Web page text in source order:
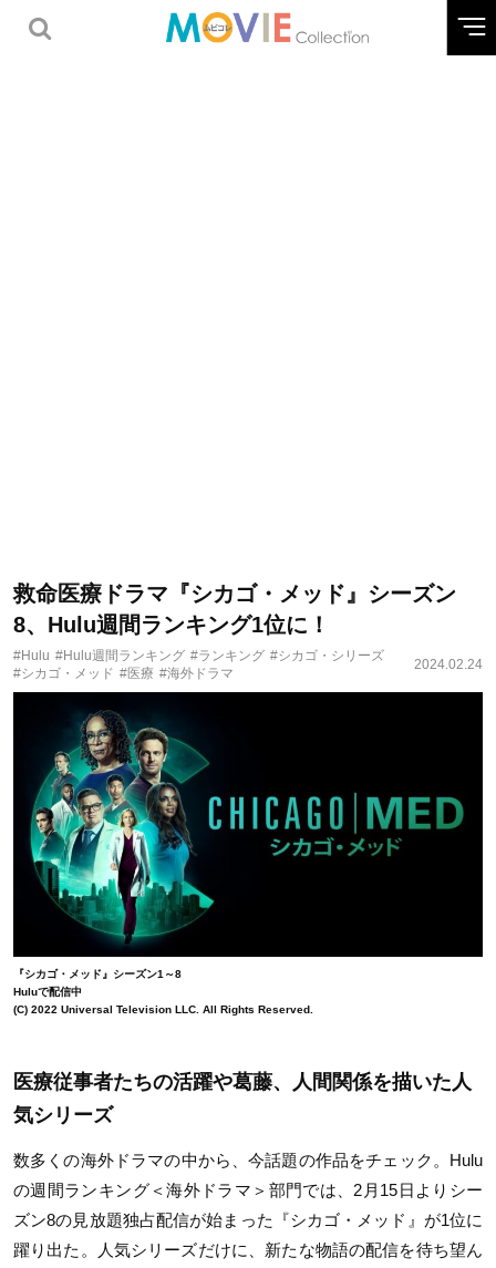
救命医療ドラマ『シカゴ・メッド』シーズン
8、Hulu週間ランキング1位に！
#Hulu #Hulu週間ランキング #ランキング #シカゴ・シリーズ
#シカゴ・メッド #医療 #海外ドラマ
2024.02.24
『シカゴ・メッド』シーズン1～8
Huluで配信中
(C) 2022 Universal Television LLC. All Rights Reserved.
医療従事者たちの活躍や葛藤、人間関係を描いた人
気シリーズ
数多くの海外ドラマの中から、今話題の作品をチェック。Hulu
の週間ランキング＜海外ドラマ＞部門では、2月15日よりシー
ズン8の見放題独占配信が始まった『シカゴ・メッド』が1位に
躍り出た。人気シリーズだけに、新たな物語の配信を待ち望ん